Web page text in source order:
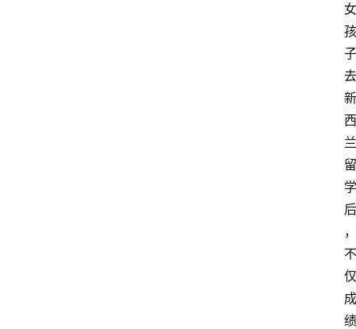
女
孩
子
去
新
西
兰
留
学
后
，
不
仅
成
绩